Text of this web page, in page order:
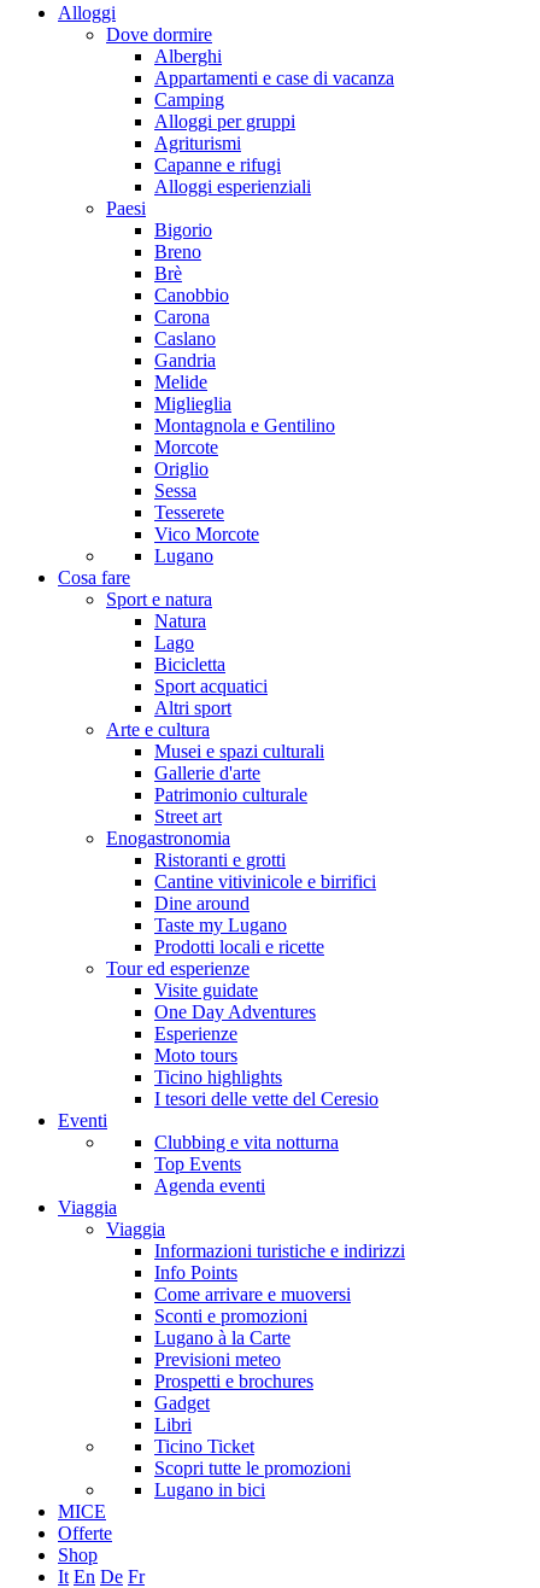
Alloggi
Dove dormire
Alberghi
Appartamenti e case di vacanza
Camping
Alloggi per gruppi
Agriturismi
Capanne e rifugi
Alloggi esperienziali
Paesi
Bigorio
Breno
Brè
Canobbio
Carona
Caslano
Gandria
Melide
Miglieglia
Montagnola e Gentilino
Morcote
Origlio
Sessa
Tesserete
Vico Morcote
Lugano
Cosa fare
Sport e natura
Natura
Lago
Bicicletta
Sport acquatici
Altri sport
Arte e cultura
Musei e spazi culturali
Gallerie d'arte
Patrimonio culturale
Street art
Enogastronomia
Ristoranti e grotti
Cantine vitivinicole e birrifici
Dine around
Taste my Lugano
Prodotti locali e ricette
Tour ed esperienze
Visite guidate
One Day Adventures
Esperienze
Moto tours
Ticino highlights
I tesori delle vette del Ceresio
Eventi
Clubbing e vita notturna
Top Events
Agenda eventi
Viaggia
Viaggia
Informazioni turistiche e indirizzi
Info Points
Come arrivare e muoversi
Sconti e promozioni
Lugano à la Carte
Previsioni meteo
Prospetti e brochures
Gadget
Libri
Ticino Ticket
Scopri tutte le promozioni
Lugano in bici
MICE
Offerte
Shop
It En De Fr